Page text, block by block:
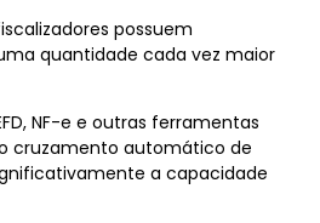
possuem
quantidade cada vez maior
NF-e e outras ferramentas
cruzamento automático de
a capacidade